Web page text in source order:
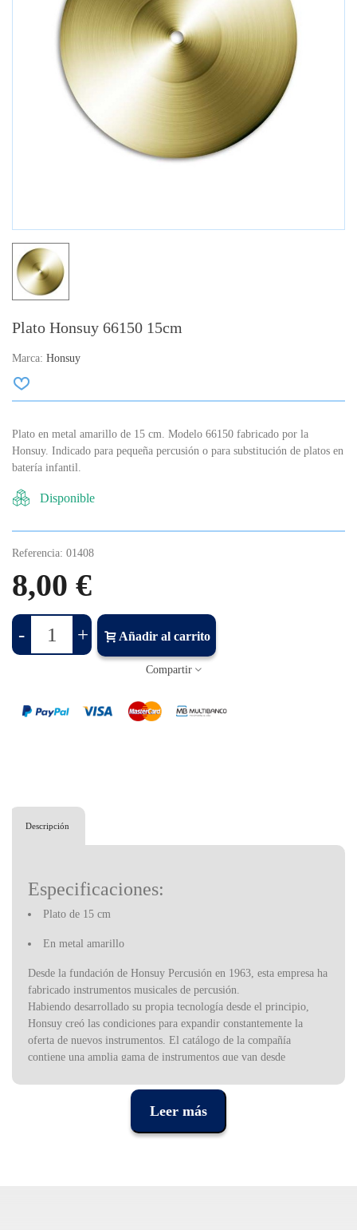
Plato Honsuy 66150 15cm
Marca: Honsuy
Plato en metal amarillo de 15 cm. Modelo 66150 fabricado por la
Honsuy. Indicado para pequeña percusión o para substitución de platos en
batería infantil.
Disponible
Referencia: 01408
8,00 €
- + Añadir al carrito
Compartir
Descripción
Especificaciones:
Plato de 15 cm
En metal amarillo
Desde la fundación de Honsuy Percusión en 1963, esta empresa ha
fabricado instrumentos musicales de percusión.
Habiendo desarrollado su propia tecnología desde el principio,
Honsuy creó las condiciones para expandir constantemente la
oferta de nuevos instrumentos. El catálogo de la compañía
contiene una amplia gama de instrumentos que van desde
instrumentos educativos adaptados al método Orff. Esta variedad
de instrumentos, junto con el cuidado diseño y la calidad, hacen de
Honsuy el mayor productor español y una de las más importantes
productoras europeas de instrumentos de percusión.
Leer más